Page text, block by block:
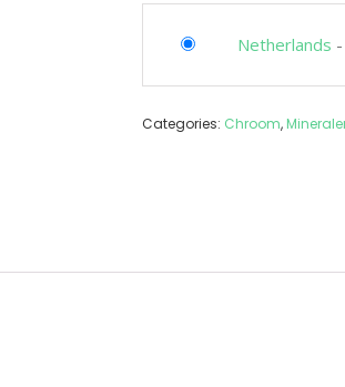
Netherlands -
Categories: Chroom,